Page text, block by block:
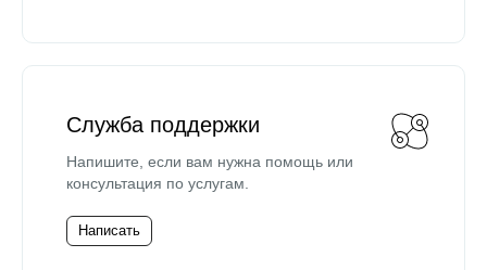
Служба поддержки
Напишите, если вам нужна помощь или
консультация по услугам.
Написать